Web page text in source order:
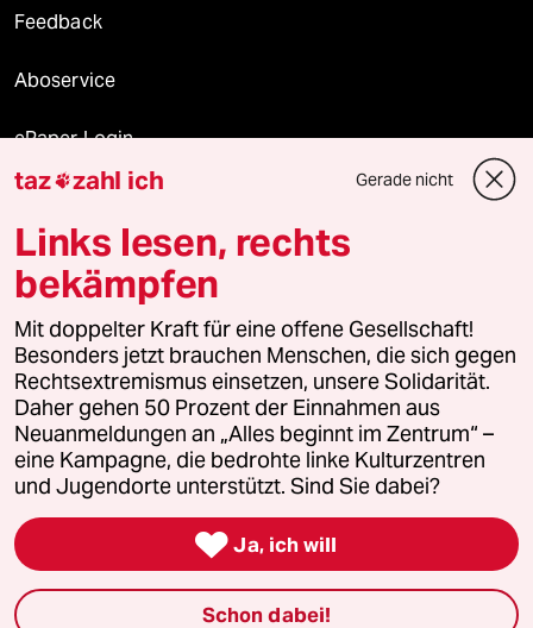
Feedback
Aboservice
ePaper Login
Downloads für Abonnierende
© 2026 taz Verlags und Vertriebs GmbH
Alle Rechte vorbehalten. Bei rechtlichen Fragen oder für Genehmigungen
wenden Sie sich bitte an
lizenzen@taz.de
Feedback Redaktionsstatut Kommune-Richtlinien
Leitlinie Informant Datenschutz Impressum AGB
Seitenwende Einwilligungen widerrufen (Ads)
taz zahl ich Gerade nicht
Links lesen, rechts
bekämpfen
Mit doppelter Kraft für eine offene Gesellschaft!
Besonders jetzt brauchen Menschen, die sich gegen
Rechtsextremismus einsetzen, unsere Solidarität.
Daher gehen 50 Prozent der Einnahmen aus
Neuanmeldungen an „Alles beginnt im Zentrum“ –
eine Kampagne, die bedrohte linke Kulturzentren
und Jugendorte unterstützt. Sind Sie dabei?
 Ja, ich will
Schon dabei!